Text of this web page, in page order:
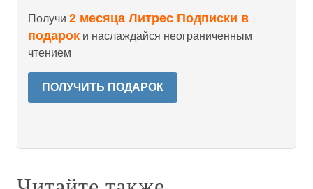
Получи 2 месяца Литрес Подписки в
подарок и наслаждайся неограниченным
чтением
ПОЛУЧИТЬ ПОДАРОК